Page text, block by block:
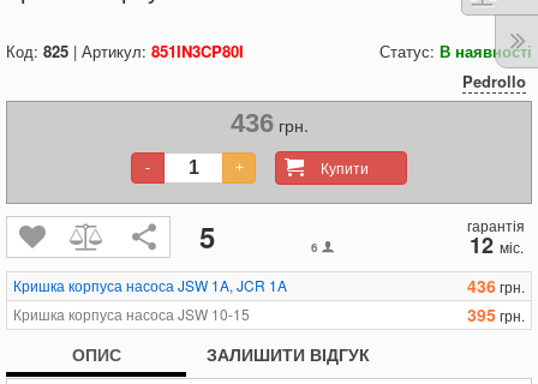
Код: 825 | Артикул: 851IN3CP80I Статус: В наявності
Pedrollo
436грн.
Купити
- +
5 6
гарантія
12 міс.
Кришка корпуса насоса JSW 1A, JCR 1A
436грн.
Кришка корпуса насоса JSW 10-15
395грн.
ОПИС ЗАЛИШИТИ ВІДГУК